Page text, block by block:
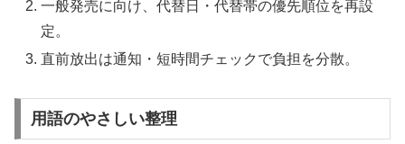
一般発売に向け、代替日・代替帯の優先順位を再設
定。
直前放出は通知・短時間チェックで負担を分散。
用語のやさしい整理